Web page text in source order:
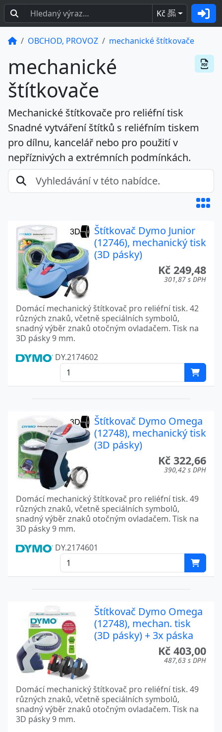
Kč BEZ
DPH
OBCHOD, PROVOZ mechanické štítkovače
mechanické
štítkovače
Mechanické štítkovače pro reliéfní tisk
Snadné vytváření štítků s reliéfním tiskem
pro dílnu, kancelář nebo pro použití v
nepříznivých a extrémních podmínkách.
Štítkovač Dymo Junior
(12746), mechanický tisk
(3D pásky)
Kč 249,48
301,87 s DPH
Domácí mechanický štítkovač pro reliéfní tisk. 42
různých znaků, včetně speciálních symbolů,
snadný výběr znaků otočným ovladačem. Tisk na
3D pásky 9 mm.
DY.2174602
Štítkovač Dymo Omega
(12748), mechanický tisk
(3D pásky)
Kč 322,66
390,42 s DPH
Domácí mechanický štítkovač pro reliéfní tisk. 49
různých znaků, včetně speciálních symbolů,
snadný výběr znaků otočným ovladačem. Tisk na
3D pásky 9 mm.
DY.2174601
Štítkovač Dymo Omega
(12748), mechan. tisk
(3D pásky) + 3x páska
Kč 403,00
487,63 s DPH
Domácí mechanický štítkovač pro reliéfní tisk. 49
různých znaků, včetně speciálních symbolů,
snadný výběr znaků otočným ovladačem. Tisk na
3D pásky 9 mm.